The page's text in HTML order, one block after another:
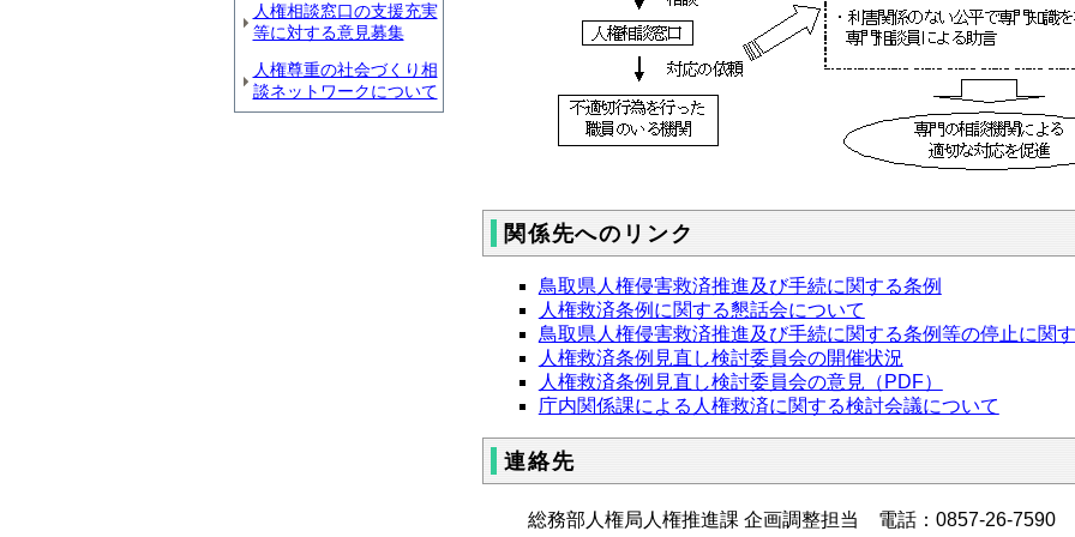
人権相談窓口の支援充実
等に対する意見募集
人権尊重の社会づくり相
談ネットワークについて
関係先へのリンク
鳥取県人権侵害救済推進及び手続に関する条例
人権救済条例に関する懇話会について
鳥取県人権侵害救済推進及び手続に関する条例等の停止に関
人権救済条例見直し検討委員会の開催状況
人権救済条例見直し検討委員会の意見（PDF）
庁内関係課による人権救済に関する検討会議について
連絡先
総務部人権局人権推進課 企画調整担当 電話：0857-26-7590